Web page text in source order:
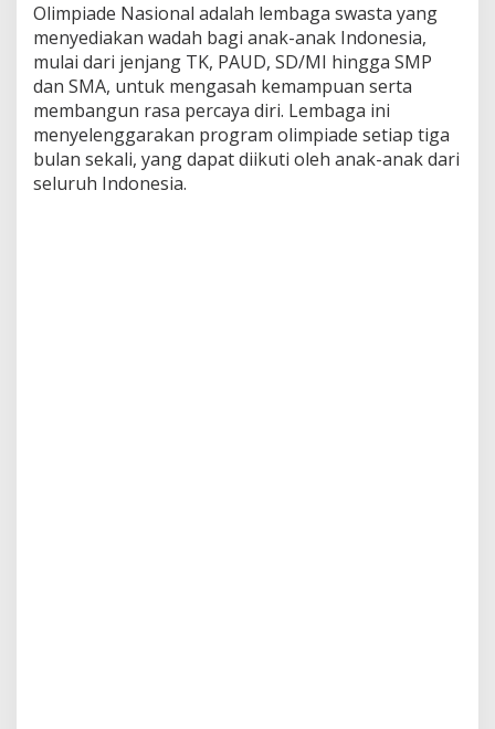
Olimpiade Nasional adalah lembaga swasta yang
menyediakan wadah bagi anak-anak Indonesia,
mulai dari jenjang TK, PAUD, SD/MI hingga SMP
dan SMA, untuk mengasah kemampuan serta
membangun rasa percaya diri. Lembaga ini
menyelenggarakan program olimpiade setiap tiga
bulan sekali, yang dapat diikuti oleh anak-anak dari
seluruh Indonesia.